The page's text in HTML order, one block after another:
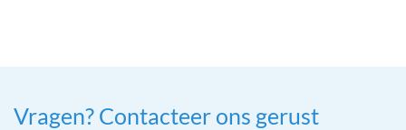
Vragen? Contacteer ons gerust